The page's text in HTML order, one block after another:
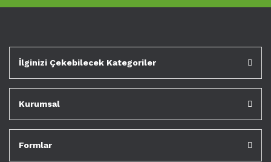
İlginizi Çekebilecek Kategoriler
Kurumsal
Formlar